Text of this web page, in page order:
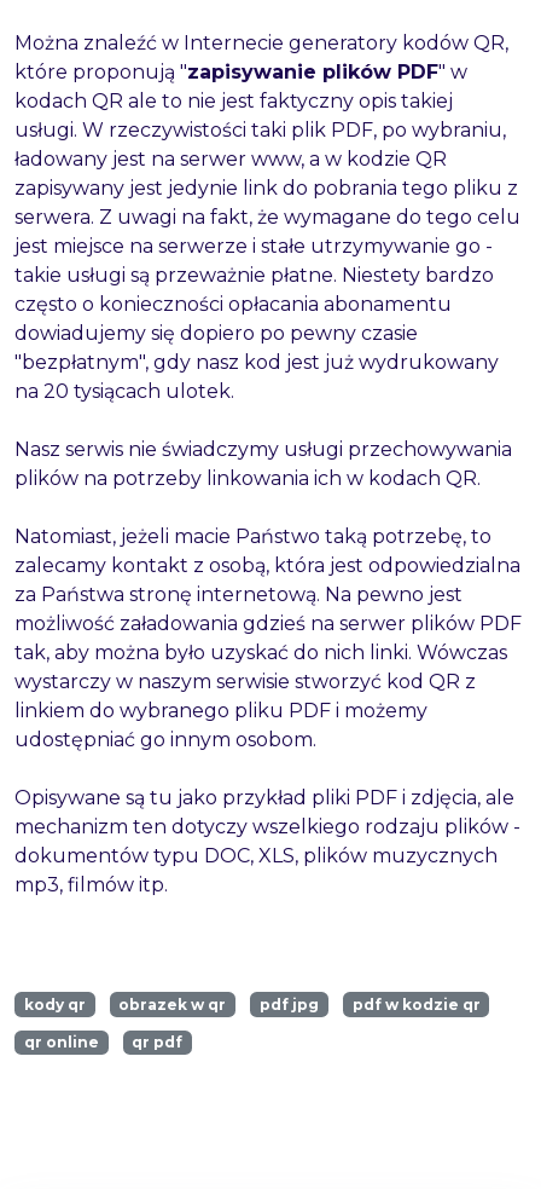
Można znaleźć w Internecie generatory kodów QR,
które proponują "zapisywanie plików PDF" w
kodach QR ale to nie jest faktyczny opis takiej
usługi. W rzeczywistości taki plik PDF, po wybraniu,
ładowany jest na serwer www, a w kodzie QR
zapisywany jest jedynie link do pobrania tego pliku z
serwera. Z uwagi na fakt, że wymagane do tego celu
jest miejsce na serwerze i stałe utrzymywanie go -
takie usługi są przeważnie płatne. Niestety bardzo
często o konieczności opłacania abonamentu
dowiadujemy się dopiero po pewny czasie
"bezpłatnym", gdy nasz kod jest już wydrukowany
na 20 tysiącach ulotek.
Nasz serwis nie świadczymy usługi przechowywania
plików na potrzeby linkowania ich w kodach QR.
Natomiast, jeżeli macie Państwo taką potrzebę, to
zalecamy kontakt z osobą, która jest odpowiedzialna
za Państwa stronę internetową. Na pewno jest
możliwość załadowania gdzieś na serwer plików PDF
tak, aby można było uzyskać do nich linki. Wówczas
wystarczy w naszym serwisie stworzyć kod QR z
linkiem do wybranego pliku PDF i możemy
udostępniać go innym osobom.
Opisywane są tu jako przykład pliki PDF i zdjęcia, ale
mechanizm ten dotyczy wszelkiego rodzaju plików -
dokumentów typu DOC, XLS, plików muzycznych
mp3, filmów itp.
kody qr obrazek w qr pdf jpg pdf w kodzie qr
qr online qr pdf